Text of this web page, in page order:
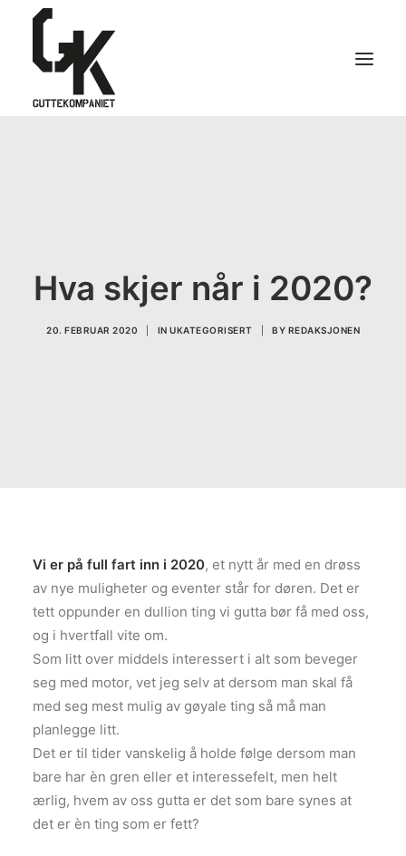
KONTAKT OSS
Hva skjer når i 2020?
20. FEBRUAR 2020 IN UKATEGORISERT BY REDAKSJONEN
Vi er på full fart inn i 2020, et nytt år med en drøss
av nye muligheter og eventer står for døren. Det er
tett oppunder en dullion ting vi gutta bør få med oss,
og i hvertfall vite om.
Som litt over middels interessert i alt som beveger
seg med motor, vet jeg selv at dersom man skal få
med seg mest mulig av gøyale ting så må man
planlegge litt.
Det er til tider vanskelig å holde følge dersom man
bare har èn gren eller et interessefelt, men helt
ærlig, hvem av oss gutta er det som bare synes at
det er èn ting som er fett?